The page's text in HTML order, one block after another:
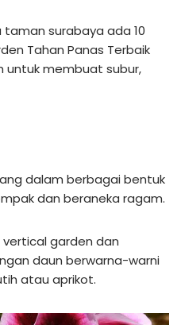
taman surabaya ada 10
Tahan Panas Terbaik
untuk membuat subur,
dalam berbagai bentuk
dan beraneka ragam.
garden dan
daun berwarna-warni
atau aprikot.